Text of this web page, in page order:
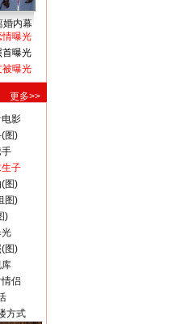
婚内幕
情曝光
首曝光
被曝光
更多>>
影
图)
子
图)
图)
)
图)
侣
方式